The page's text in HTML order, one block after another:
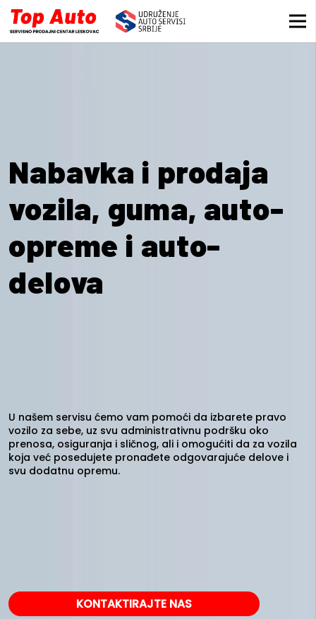
Nabavka i prodaja
vozila, guma, auto-
opreme i auto-
delova
U našem servisu ćemo vam pomoći da izbarete pravo
vozilo za sebe, uz svu administrativnu podršku oko
prenosa, osiguranja i sličnog, ali i omogućiti da za vozila
koja već posedujete pronađete odgovarajuće delove i
svu dodatnu opremu.
KONTAKTIRAJTE NAS